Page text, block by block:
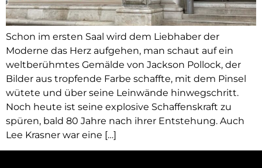
Schon im ersten Saal wird dem Liebhaber der
Moderne das Herz aufgehen, man schaut auf ein
weltberühmtes Gemälde von Jackson Pollock, der
Bilder aus tropfende Farbe schaffte, mit dem Pinsel
wütete und über seine Leinwände hinwegschritt.
Noch heute ist seine explosive Schaffenskraft zu
spüren, bald 80 Jahre nach ihrer Entstehung. Auch
Lee Krasner war eine […]